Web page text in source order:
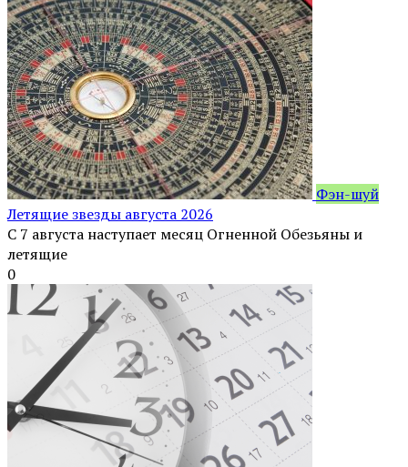
Фэн-шуй
Летящие звезды августа 2026
С 7 августа наступает месяц Огненной Обезьяны и
летящие
0